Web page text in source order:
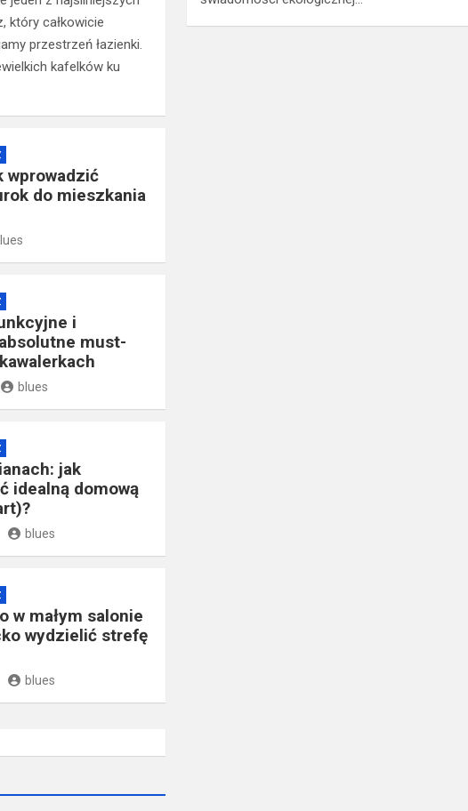
który całkowicie
przestrzeń łazienki.
kafelków ku
wprowadzić
do mieszkania
i
must-
blues
jak
idealną domową
blues
w małym salonie
wydzielić strefę
blues